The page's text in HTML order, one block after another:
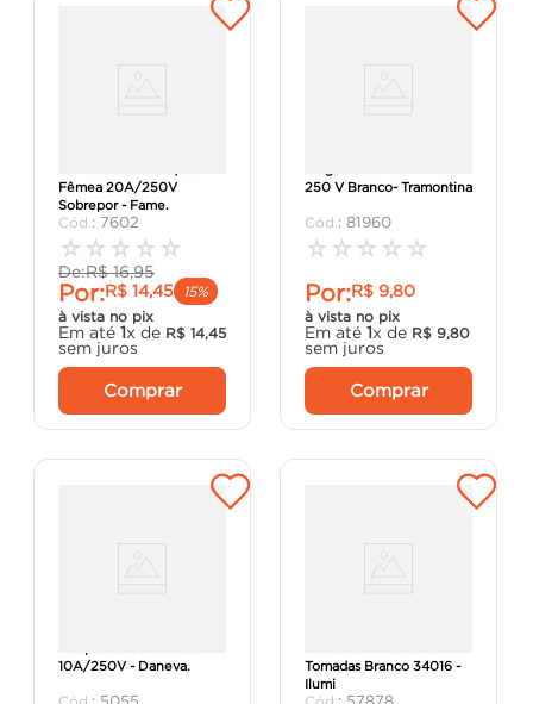
Fêmea 20A/250V
Sobrepor - Fame.
: 7602
☆ ☆ ☆ ☆ ☆
De:R$ 16,95
Por:R$ 14,45
15%
à vista no pix
Em até 1x de R$ 14,45
sem juros
Comprar
250 V Branco- Tramontina
: 81960
☆ ☆ ☆ ☆ ☆
Por:R$ 9,80
à vista no pix
Em até 1x de R$ 9,80
sem juros
Comprar
10A/250V - Daneva.
Tomadas Branco 34016 -
Ilumi